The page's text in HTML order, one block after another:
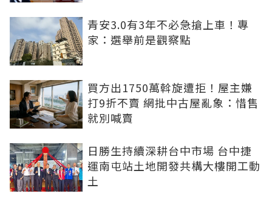
青安3.0有3年不必急搶上車！專
家：選舉前是觀察點
買方出1750萬斡旋遭拒！屋主嫌
打9折不賣 網批中古屋亂象：惜售
就別喊賣
日勝生持續深耕台中市場 台中捷
運南屯站土地開發共構大樓開工動
土